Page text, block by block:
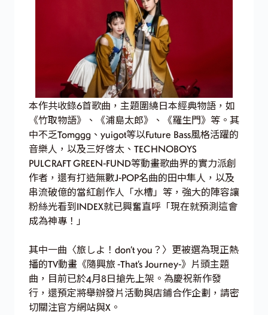
本作共收錄6首歌曲，主題圍繞日本經典物語，如
《竹取物語》、《浦島太郎》、《羅生門》等。其
中不乏Tomggg、yuigot等以Future Bass風格活躍的
音樂人，以及三好啓太、TECHNOBOYS
PULCRAFT GREEN-FUND等動畫歌曲界的實力派創
作者，還有打造無數J-POP名曲的田中隼人，以及
串流破億的當紅創作人「水槽」等，強大的陣容讓
粉絲光看到INDEX就已興奮直呼「現在就預測這會
成為神專！」
其中一曲〈旅しよ！don’t you？〉更被選為現正熱
播的TV動畫《隨興旅 -That’s Journey-》片頭主題
曲，目前已於4月8日搶先上架。為慶祝新作發
行，還預定將舉辦發片活動與店鋪合作企劃，請密
切關注官方網站與X。